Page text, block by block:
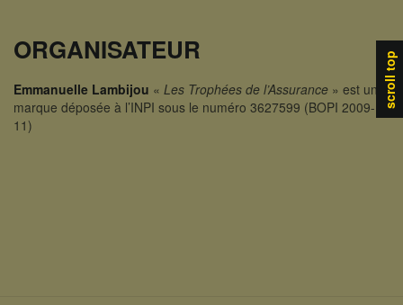
ORGANISATEUR
Emmanuelle Lambijou « Les Trophées de l’Assurance » est une
marque déposée à l’INPI sous le numéro 3627599 (BOPI 2009-
11)
scroll top